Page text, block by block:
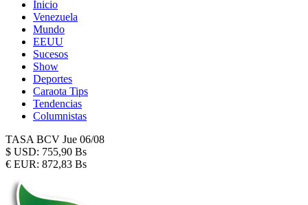
Inicio
Venezuela
Mundo
EEUU
Sucesos
Show
Deportes
Caraota Tips
Tendencias
Columnistas
TASA BCV Jue 06/08
$ USD: 755,90 Bs
€ EUR: 872,83 Bs